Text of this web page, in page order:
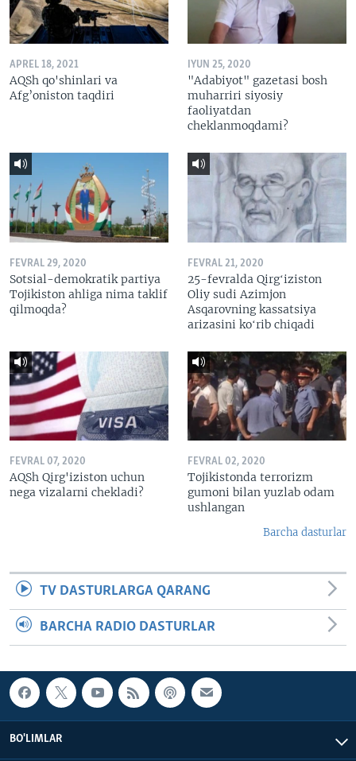
APREL 18, 2021
AQSh qo'shinlari va
Afg’oniston taqdiri
IYUN 25, 2020
"Adabiyot" gazetasi bosh
muharriri siyosiy
faoliyatdan
cheklanmoqdami?
FEVRAL 29, 2020
Sotsial-demokratik partiya
Tojikiston ahliga nima taklif
qilmoqda?
FEVRAL 21, 2020
25-fevralda Qirgʻiziston
Oliy sudi Azimjon
Asqarovning kassatsiya
arizasini koʻrib chiqadi
FEVRAL 07, 2020
AQSh Qirg'iziston uchun
nega vizalarni chekladi?
FEVRAL 02, 2020
Tojikistonda terrorizm
gumoni bilan yuzlab odam
ushlangan
Barcha dasturlar
TV DASTURLARGA QARANG
BARCHA RADIO DASTURLAR
BO'LIMLAR